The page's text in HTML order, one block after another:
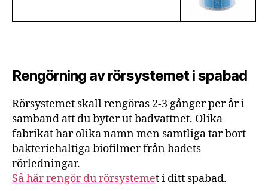
Rengörning av rörsystemet i spabad
Rörsystemet skall rengöras 2-3 gånger per år i
samband att du byter ut badvattnet. Olika
fabrikat har olika namn men samtliga tar bort
bakteriehaltiga biofilmer från badets
rörledningar.
Så här rengör du rörsystemet i ditt spabad.